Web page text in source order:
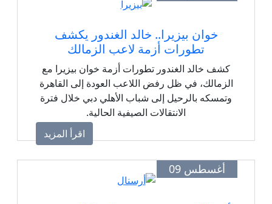
خوان بيزيرا.. خالد الغندور يكشف
تطورات أزمة لاعب الزمالك
كشف خالد الغندور تطورات أزمة خوان بيزيرا مع
الزمالك، في ظل رفض اللاعب العودة إلى القاهرة
وتمسكه بالرحيل إلى شباب الأهلي دبي خلال فترة
الانتقالات الصيفية الحالية.
اقرأ المزيد
أغسطس 09